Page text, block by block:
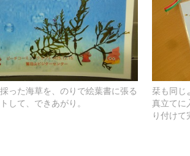
った海草を、のりで絵葉書に張る
して、できあがり。
栞も同じ
真立てに
り付けて